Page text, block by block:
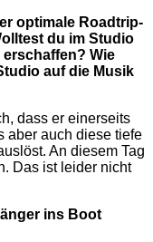
optimale Roadtrip-
du im Studio
Wie
auf die Musik
dass er einerseits
aber auch diese tiefe
An diesem Tag
Das ist leider nicht
ins Boot